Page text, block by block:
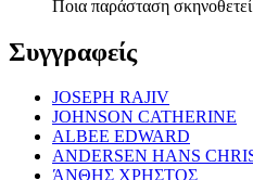
Ποια παράσταση
Συγγραφείς
JOSEPH RAJIV
JOHNSON CATHERINE
ALBEE EDWARD
ANDERSEN HANS
ΆΝΘΗΣ ΧΡΗΣΤΟΣ